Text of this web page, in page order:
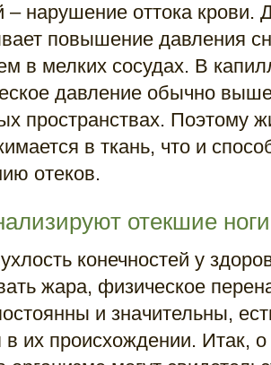
– нарушение оттока крови.
повышение давления
в мелких сосудах. В
давление обычно
пространствах. Поэтому
в ткань, что и
отеков.
отекшие
конечностей у
жара, физическое
и значительны,
в их происхождении. Итак, о